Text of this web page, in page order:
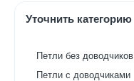
Уточнить категорию
Петли без доводчиков
Петли с доводчиками